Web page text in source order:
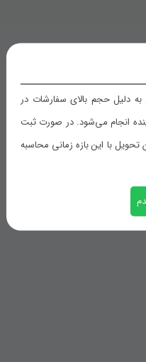
حجم بالای سفارشات در
انجام می‌شود. در صورت ثبت
با این بازه زمانی محاسبه